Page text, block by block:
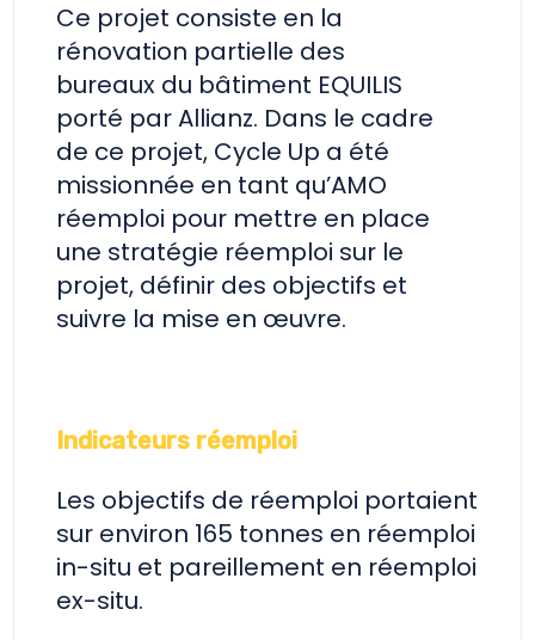
Ce projet consiste en la
rénovation partielle des
bureaux du bâtiment EQUILIS
porté par Allianz. Dans le cadre
de ce projet, Cycle Up a été
missionnée en tant qu’AMO
réemploi pour mettre en place
une stratégie réemploi sur le
projet, définir des objectifs et
suivre la mise en œuvre.
Indicateurs réemploi
Les objectifs de réemploi portaient
sur environ 165 tonnes en réemploi
in-situ et pareillement en réemploi
ex-situ.